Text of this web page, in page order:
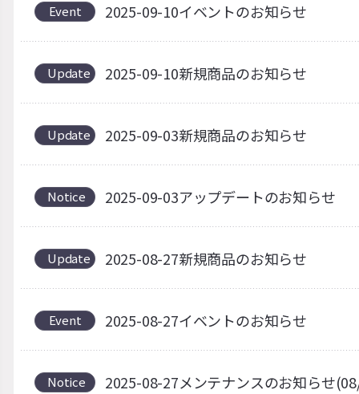
Event 2025-09-10イベントのお知らせ
Update 2025-09-10新規商品のお知らせ
Update 2025-09-03新規商品のお知らせ
Notice 2025-09-03アップデートのお知らせ
Update 2025-08-27新規商品のお知らせ
Event 2025-08-27イベントのお知らせ
Notice 2025-08-27メンテナンスのお知らせ